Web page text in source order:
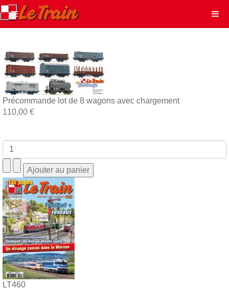
Précommande lot de 8 wagons avec chargement
110,00 €
LT460